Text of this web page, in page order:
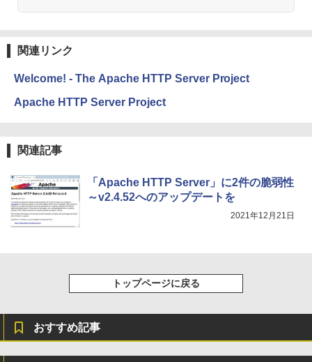
ラインコード版
￥3,200
ラインコード版
ェクトリストと最新エミュレータ紹介
￥1,600
￥2,326
ージ、防水、7インチカラーディスプレ
11インチカラーディスプレイ、64GBスト
￥115,980
関連リンク
Welcome! - The Apache HTTP Server Project
Apache HTTP Server Project
関連記事
「Apache HTTP Server」に2件の脆弱性
～v2.4.52へのアップデートを
2021年12月21日
トップページに戻る
おすすめ記事